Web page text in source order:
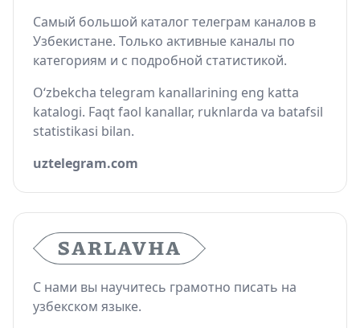
Самый большой каталог телеграм каналов в
Узбекистане. Только активные каналы по
категориям и с подробной статистикой.
O‘zbekcha telegram kanallarining eng katta
katalogi. Faqt faol kanallar, ruknlarda va batafsil
statistikasi bilan.
uztelegram.com
С нами вы научитесь грамотно писать на
узбекском языке.